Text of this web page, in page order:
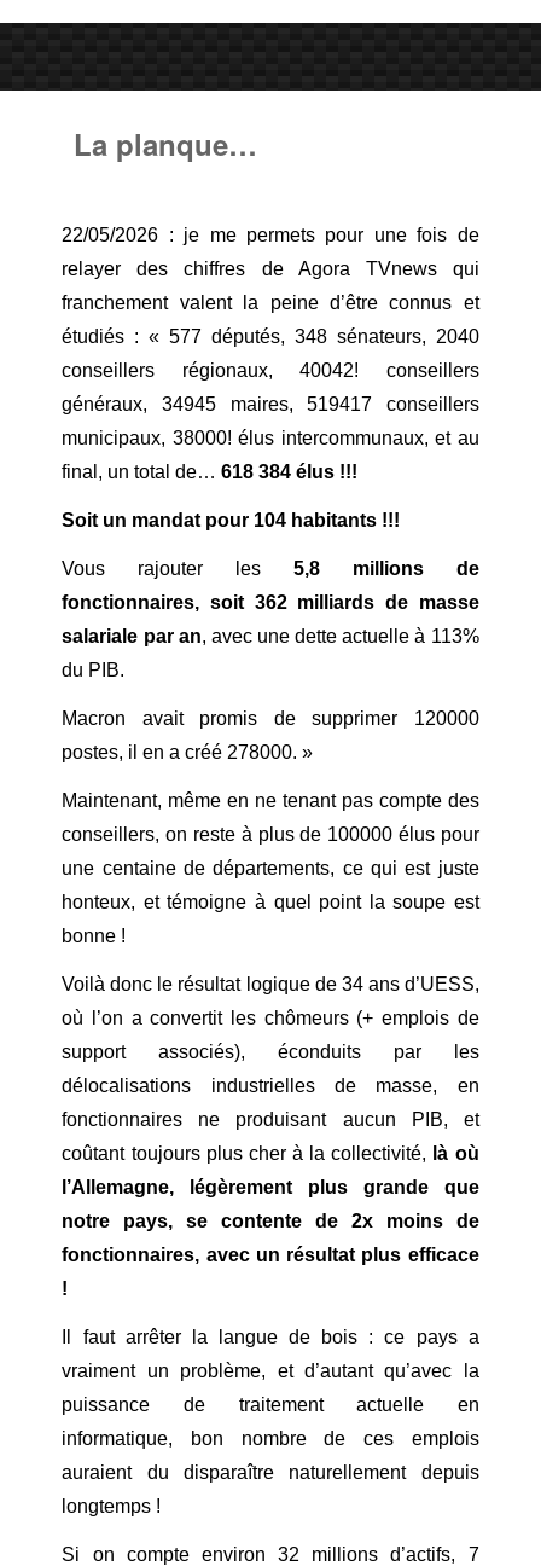
l’ARCOM
La planque…
22/05/2026 : je me permets pour une fois de
relayer des chiffres de Agora TVnews qui
franchement valent la peine d’être connus et
étudiés : « 577 députés, 348 sénateurs, 2040
conseillers régionaux, 40042! conseillers
généraux, 34945 maires, 519417 conseillers
municipaux, 38000! élus intercommunaux, et au
final, un total de…618 384 élus !!!
Soit un mandat pour 104 habitants !!!
Vous rajouter les 5,8 millions de
fonctionnaires, soit 362 milliards de masse
salariale par an, avec une dette actuelle à 113%
du PIB.
Macron avait promis de supprimer 120000
postes, il en a créé 278000. »
Maintenant, même en ne tenant pas compte des
conseillers, on reste à plus de 100000 élus pour
une centaine de départements, ce qui est juste
honteux, et témoigne à quel point la soupe est
bonne !
Voilà donc le résultat logique de 34 ans d’UESS,
où l’on a convertit les chômeurs (+ emplois de
support associés), éconduits par les
délocalisations industrielles de masse, en
fonctionnaires ne produisant aucun PIB, et
coûtant toujours plus cher à la collectivité, là où
l’Allemagne, légèrement plus grande que
notre pays, se contente de 2x moins de
fonctionnaires, avec un résultat plus efficace
!
Il faut arrêter la langue de bois : ce pays a
vraiment un problème, et d’autant qu’avec la
puissance de traitement actuelle en
informatique, bon nombre de ces emplois
auraient du disparaître naturellement depuis
longtemps !
Si on compte environ 32 millions d’actifs, 7